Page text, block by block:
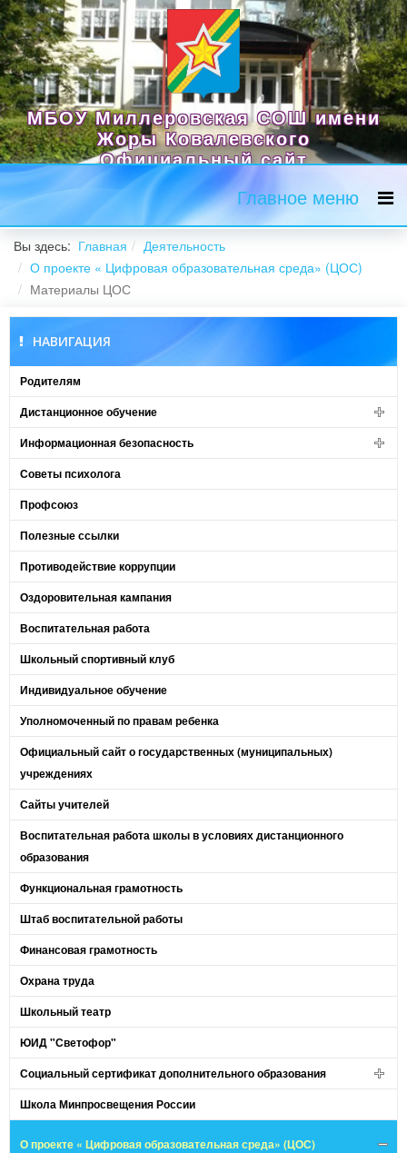
МБОУ Миллеровская СОШ имени
Жоры Ковалевского
Официальный сайт
Главное меню
Вы здесь: Главная
Деятельность
О проекте « Цифровая образовательная среда» (ЦОС)
Материалы ЦОС
НАВИГАЦИЯ
Родителям
Дистанционное обучение
Информационная безопасность
Советы психолога
Профсоюз
Полезные ссылки
Противодействие коррупции
Оздоровительная кампания
Воспитательная работа
Школьный спортивный клуб
Индивидуальное обучение
Уполномоченный по правам ребенка
Официальный сайт о государственных (муниципальных)
учреждениях
Сайты учителей
Воспитательная работа школы в условиях дистанционного
образования
Функциональная грамотность
Штаб воспитательной работы
Финансовая грамотность
Охрана труда
Школьный театр
ЮИД "Светофор"
Социальный сертификат дополнительного образования
Школа Минпросвещения России
О проекте « Цифровая образовательная среда» (ЦОС)